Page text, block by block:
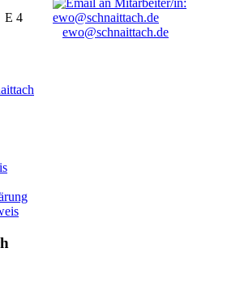
E 4
ewo@schnaittach.de